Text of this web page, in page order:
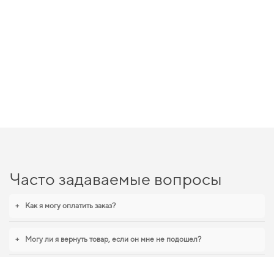
Часто задаваемые вопросы
+ Как я могу оплатить заказ?
+ Могу ли я вернуть товар, если он мне не подошел?